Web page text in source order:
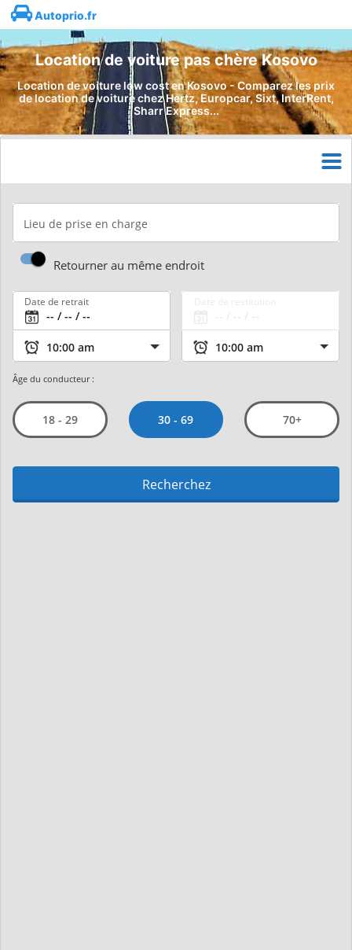
Autoprio.fr
Location de voiture pas chère Kosovo
Location de voiture low cost en Kosovo - Comparez les prix
de location de voiture chez Hertz, Europcar, Sixt, InterRent,
Sharr Express...
Lieu de prise en charge
Retourner au même endroit
Date de retrait
Âge du conducteur :
18 - 29 30 - 69 70+
Recherchez